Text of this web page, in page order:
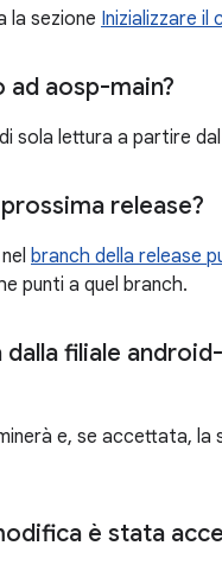
la sezione Inizializzare il
aosp-main?
sola lettura a partire
release?
branch della release
punti a quel branch.
filiale
e, se accettata, la
è stata